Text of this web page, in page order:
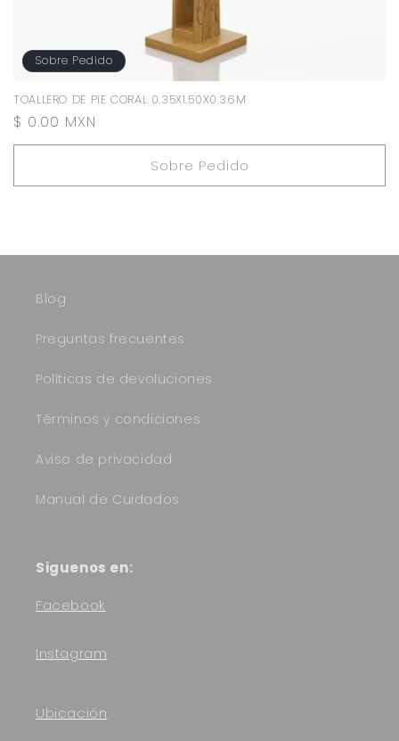
Sobre Pedido
TOALLERO DE PIE CORAL 0.35X1.50X0.36M
Precio
habitual
$ 0.00 MXN
Sobre Pedido
Blog
Preguntas frecuentes
Políticas de devoluciones
Términos y condiciones
Aviso de privacidad
Manual de Cuidados
Siguenos en:
Facebook
Instagram
Ubicación